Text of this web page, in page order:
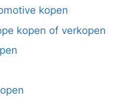
kopen
kopen of verkopen